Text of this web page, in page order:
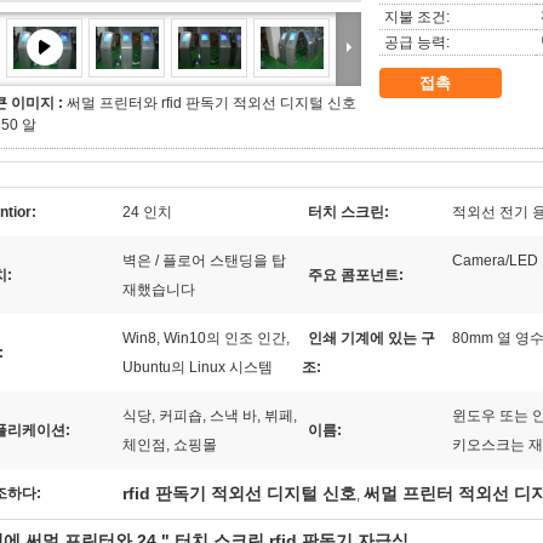
이미지 : 써멀 프린터와 rfid 판독기 적외선 디지털 신호
알
지불 조건:
공급 능력:
접촉
24 인치 터치 스크린: 적외선 전기
:
벽은 / 플로어 스탠딩을 탑
재했습니다
주요 콤포넌트:
Camera/LED
Win8, Win10의 인조 인간,
Ubuntu의 Linux 시스템
인쇄 기계에 있는 구
조:
80mm 열 영
리케이션:
식당, 커피숍, 스낵 바, 뷔페,
체인점, 쇼핑몰
이름:
윈도우 또는
키오스크는
하다: rfid 판독기 적외선 디지털 신호, 써멀 프린터 적외선 디